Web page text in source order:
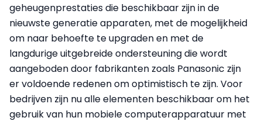
geheugenprestaties die beschikbaar zijn in de
nieuwste generatie apparaten, met de mogelijkheid
om naar behoefte te upgraden en met de
langdurige uitgebreide ondersteuning die wordt
aangeboden door fabrikanten zoals Panasonic zijn
er voldoende redenen om optimistisch te zijn. Voor
bedrijven zijn nu alle elementen beschikbaar om het
gebruik van hun mobiele computerapparatuur met